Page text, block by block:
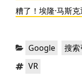
糟了！埃隆·马斯克
分
Google ，
搜
标 VR